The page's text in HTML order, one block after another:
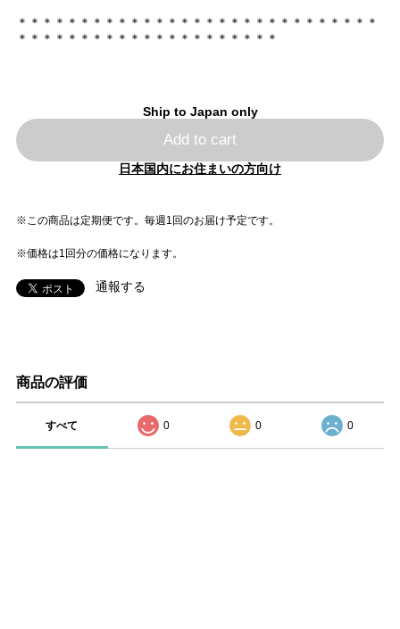
＊＊＊＊＊＊＊＊＊＊＊＊＊＊＊＊＊＊＊＊＊＊＊＊＊＊＊＊＊
＊＊＊＊＊＊＊＊＊＊＊＊＊＊＊＊＊＊＊＊＊
Ship to Japan only
Add to cart
日本国内にお住まいの方向け
※この商品は定期便です。毎週1回のお届け予定です。
※価格は1回分の価格になります。
通報する
商品の評価
すべて 0 0 0